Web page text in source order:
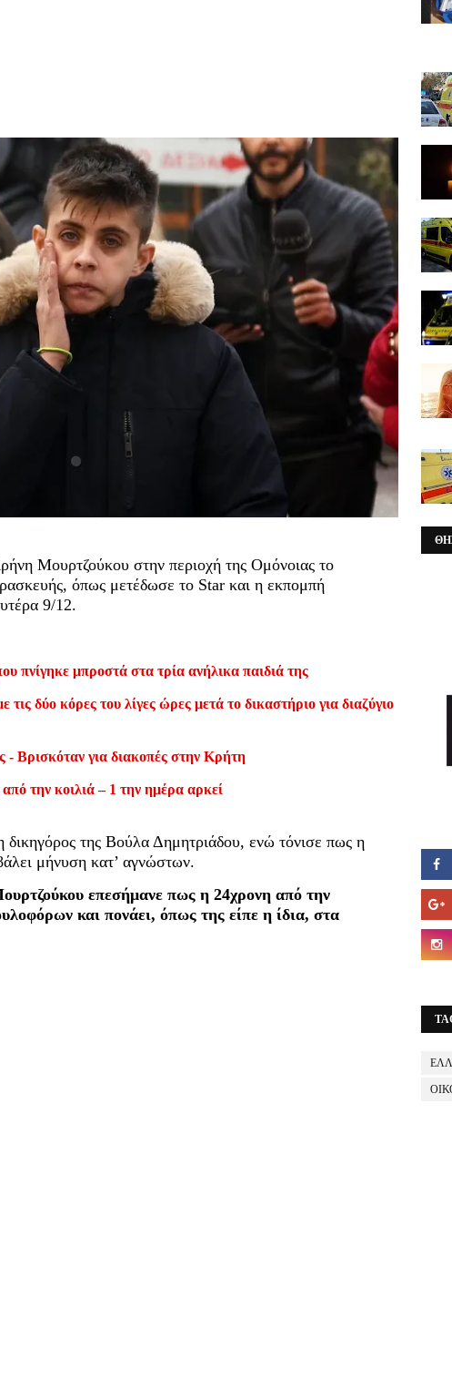
Μουρτζούκου στην περιοχή της Ομόνοιας το
όπως μετέδωσε το Star και η εκπομπή
9/12.
πνίγηκε μπροστά στα τρία ανήλικα παιδιά της
δύο κόρες του λίγες ώρες μετά το δικαστήριο για διαζύγιο
Βρισκόταν για διακοπές στην Κρήτη
την κοιλιά – 1 την ημέρα αρκεί
δικηγόρος της Βούλα Δημητριάδου, ενώ τόνισε πως η
μήνυση κατ’ αγνώστων.
επεσήμανε πως η 24χρονη από την
και πονάει, όπως της είπε η ίδια, στα